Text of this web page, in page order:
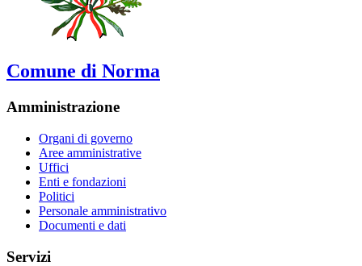
Comune di Norma
Amministrazione
Organi di governo
Aree amministrative
Uffici
Enti e fondazioni
Politici
Personale amministrativo
Documenti e dati
Servizi